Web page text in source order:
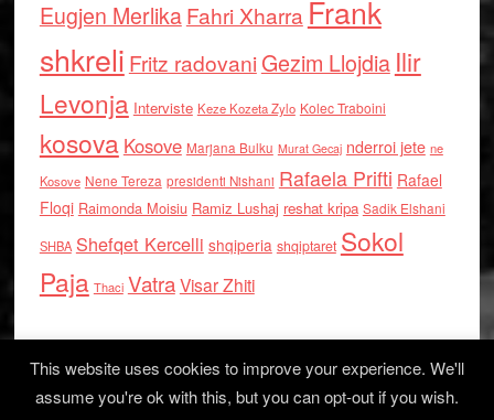
Eugjen MerlikaFahri Xharra Frank
shkreli Fritz radovaniGezim Llojdia Ilir
Levonja Interviste Keze Kozeta Zylo Kolec Traboini
kosova Kosove Marjana Bulku Murat Gecaj nderroi jete ne
Kosove Nene Tereza presidenti Nishani Rafaela Prifti Rafael
Floqi Raimonda Moisiu Ramiz Lushaj reshat kripa Sadik Elshani
SHBA Shefqet Kercelli shqiperia shqiptaret Sokol
Paja Thaci VatraVisar Zhiti
This website uses cookies to improve your experience. We'll
assume you're ok with this, but you can opt-out if you wish.